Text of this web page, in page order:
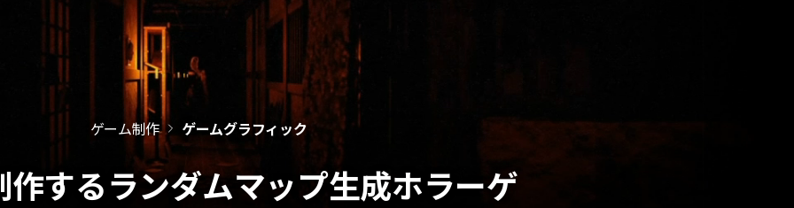
作するランダムマップ生成ホラーゲ
ゲーム制作 ゲームグラフィック